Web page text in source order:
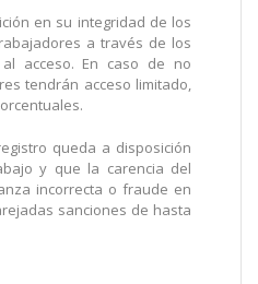
en su integridad de los
a través de los
acceso. En caso de no
tendrán acceso limitado,
queda a disposición
y que la carencia del
incorrecta o fraude en
sanciones de hasta